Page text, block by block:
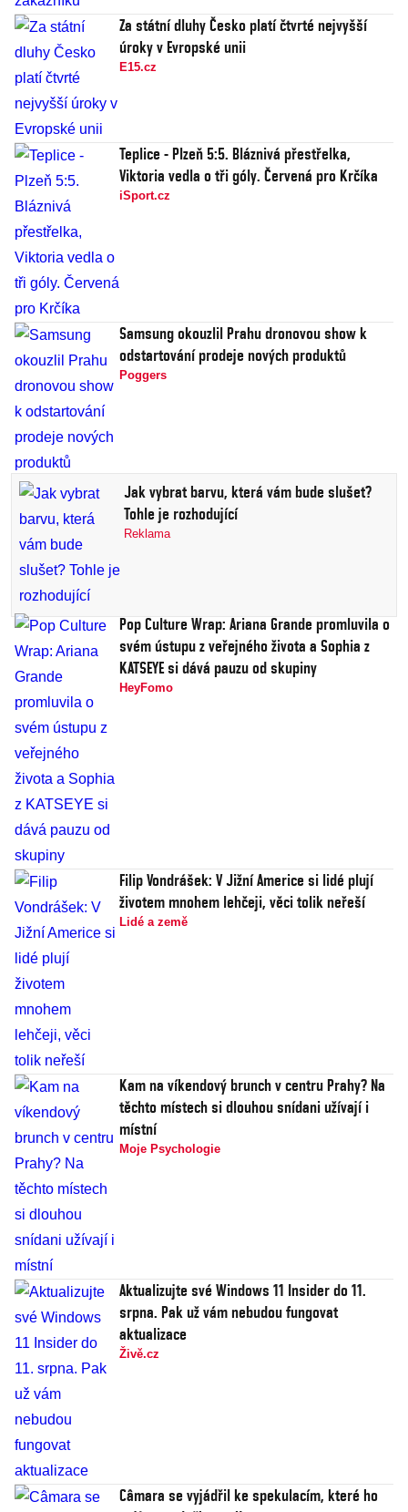
Za státní dluhy Česko platí čtvrté nejvyšší
úroky v Evropské unii
E15.cz
Teplice - Plzeň 5:5. Bláznivá přestřelka,
Viktoria vedla o tři góly. Červená pro Krčíka
iSport.cz
Samsung okouzlil Prahu dronovou show k
odstartování prodeje nových produktů
Poggers
Jak vybrat barvu, která vám bude slušet?
Tohle je rozhodující
Reklama
Pop Culture Wrap: Ariana Grande promluvila o
svém ústupu z veřejného života a Sophia z
KATSEYE si dává pauzu od skupiny
HeyFomo
Filip Vondrášek: V Jižní Americe si lidé plují
životem mnohem lehčeji, věci tolik neřeší
Lidé a země
Kam na víkendový brunch v centru Prahy? Na
těchto místech si dlouhou snídani užívají i
místní
Moje Psychologie
Aktualizujte své Windows 11 Insider do 11.
srpna. Pak už vám nebudou fungovat
aktualizace
Živě.cz
Câmara se vyjádřil ke spekulacím, které ho